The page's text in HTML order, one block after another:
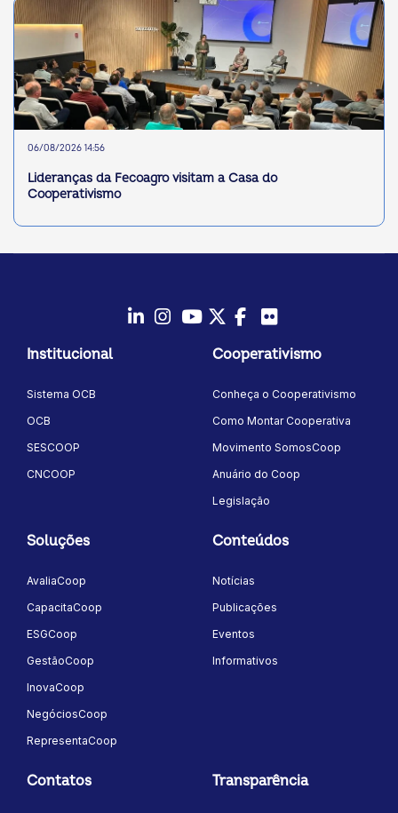
06/08/2026 14:56
Lideranças da Fecoagro visitam a Casa do
Cooperativismo
Instagram
YoutubeTwitter/X
Facebook
Institucional
Sistema OCB
OCB
SESCOOP
CNCOOP
Cooperativismo
Conheça o Cooperativismo
Como Montar Cooperativa
Movimento SomosCoop
Anuário do Coop
Legislação
Soluções
AvaliaCoop
CapacitaCoop
ESGCoop
GestãoCoop
InovaCoop
NegóciosCoop
RepresentaCoop
Conteúdos
Notícias
Publicações
Eventos
Informativos
Contatos Transparência